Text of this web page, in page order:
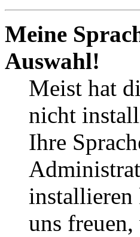
Meine
Auswahl!
Meist hat
nicht
Ihre
installieren
uns freuen,